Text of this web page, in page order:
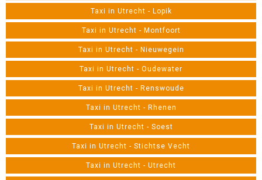
Taxi in Utrecht - Lopik
Taxi in Utrecht - Montfoort
Taxi in Utrecht - Nieuwegein
Taxi in Utrecht - Oudewater
Taxi in Utrecht - Renswoude
Taxi in Utrecht - Rhenen
Taxi in Utrecht - Soest
Taxi in Utrecht - Stichtse Vecht
Taxi in Utrecht - Utrecht